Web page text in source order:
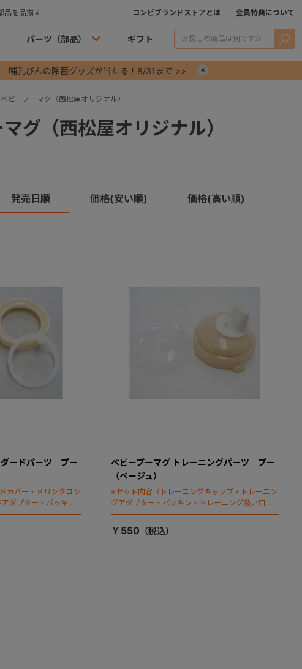
品を品揃え コンビブランドストアとは 会員特典について
パーツ（部品） ギフト 検索
哺乳びんの除菌グッズが当たる！8/31まで >>
ベビープーマグ（西松屋オリジナル）
グ（西松屋オリジナル）
発売日順 価格(安い順) 価格(高い順)
ダードパーツ プー
カバー・ドリンクコン
ダプター・パッキ
ベビープーマグ トレーニングパーツ プー
（ベージュ）
※セット内容（トレーニングキャップ・トレーニン
グアダプター・パッキン・トレーニング吸い口・
吸い口ストッパー）
￥550